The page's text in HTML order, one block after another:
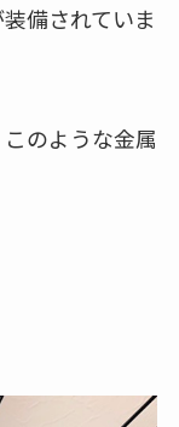
備されていま
のような金属